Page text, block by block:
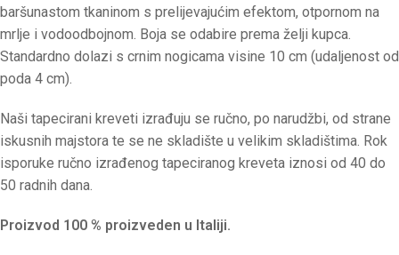
baršunastom tkaninom s prelijevajućim efektom, otpornom na
mrlje i vodoodbojnom. Boja se odabire prema želji kupca.
Standardno dolazi s crnim nogicama visine 10 cm (udaljenost od
poda 4 cm).
Naši tapecirani kreveti izrađuju se ručno, po narudžbi, od strane
iskusnih majstora te se ne skladište u velikim skladištima. Rok
isporuke ručno izrađenog tapeciranog kreveta iznosi od 40 do
50 radnih dana.
Proizvod 100 % proizveden u Italiji.